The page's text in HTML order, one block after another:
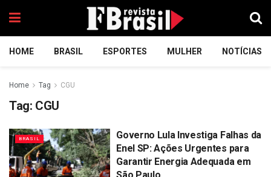
HOME BRASIL ESPORTES MULHER NOTÍCIAS
Home Tag CGU
Tag: CGU
BRASIL
Governo Lula Investiga Falhas da
Enel SP: Ações Urgentes para
Garantir Energia Adequada em